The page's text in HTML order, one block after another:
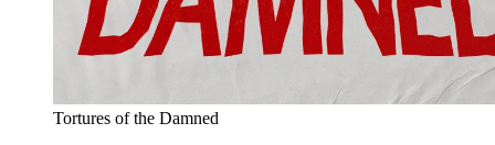
Tortures of the Damned